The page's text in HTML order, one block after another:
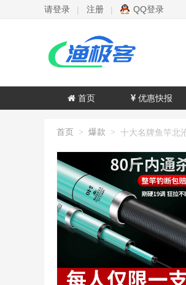
请登录 | 注册 | QQ登录
首页 优惠快报
首页 > 爆款 >